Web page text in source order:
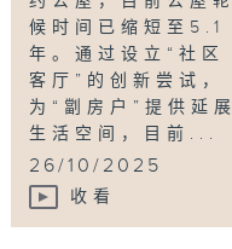
候时间已缩短至5.1
年。通过设立“社区
客厅”的创新尝试，
为“劏房户”提供延展
生活空间，目前...
26/10/2025
收看